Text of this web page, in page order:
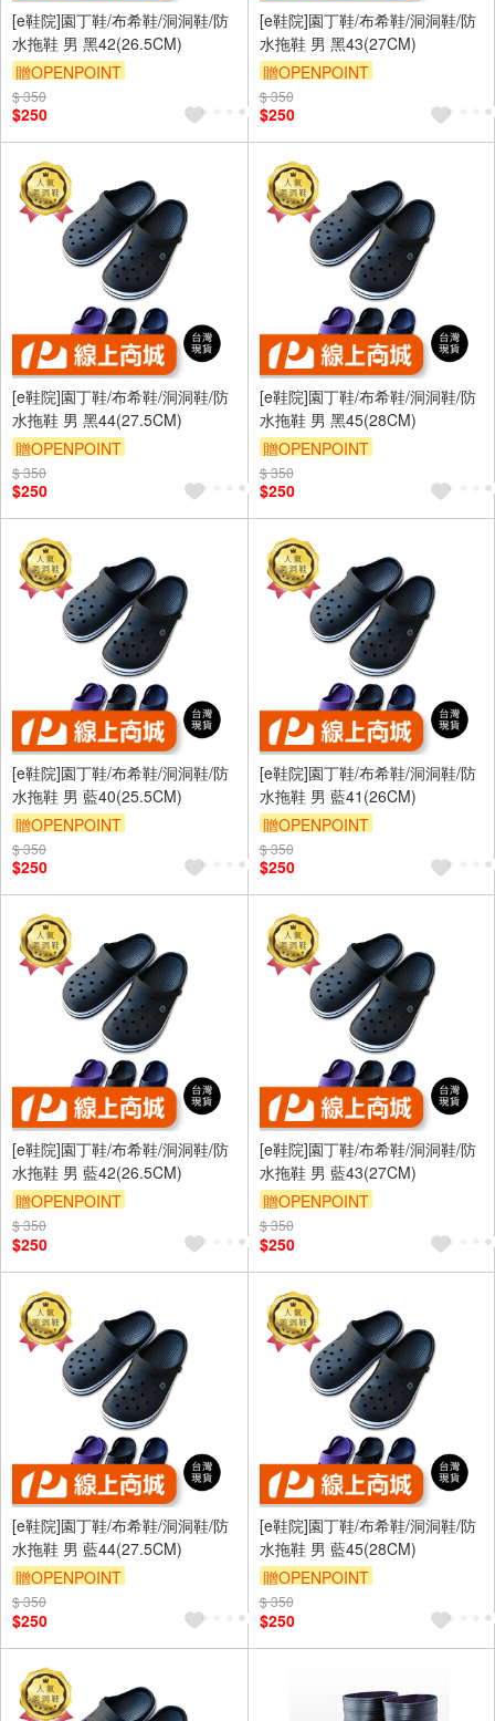
[e鞋院]園丁鞋/布希鞋/洞洞鞋/防
水拖鞋 男 黑42(26.5CM)
贈OPENPOINT
$ 350
$250
[e鞋院]園丁鞋/布希鞋/洞洞鞋/防
水拖鞋 男 黑43(27CM)
贈OPENPOINT
$ 350
$250
[e鞋院]園丁鞋/布希鞋/洞洞鞋/防
水拖鞋 男 黑44(27.5CM)
贈OPENPOINT
$ 350
$250
[e鞋院]園丁鞋/布希鞋/洞洞鞋/防
水拖鞋 男 黑45(28CM)
贈OPENPOINT
$ 350
$250
[e鞋院]園丁鞋/布希鞋/洞洞鞋/防
水拖鞋 男 藍40(25.5CM)
贈OPENPOINT
$ 350
$250
[e鞋院]園丁鞋/布希鞋/洞洞鞋/防
水拖鞋 男 藍41(26CM)
贈OPENPOINT
$ 350
$250
[e鞋院]園丁鞋/布希鞋/洞洞鞋/防
水拖鞋 男 藍42(26.5CM)
贈OPENPOINT
$ 350
$250
[e鞋院]園丁鞋/布希鞋/洞洞鞋/防
水拖鞋 男 藍43(27CM)
贈OPENPOINT
$ 350
$250
[e鞋院]園丁鞋/布希鞋/洞洞鞋/防
水拖鞋 男 藍44(27.5CM)
贈OPENPOINT
$ 350
$250
[e鞋院]園丁鞋/布希鞋/洞洞鞋/防
水拖鞋 男 藍45(28CM)
贈OPENPOINT
$ 350
$250